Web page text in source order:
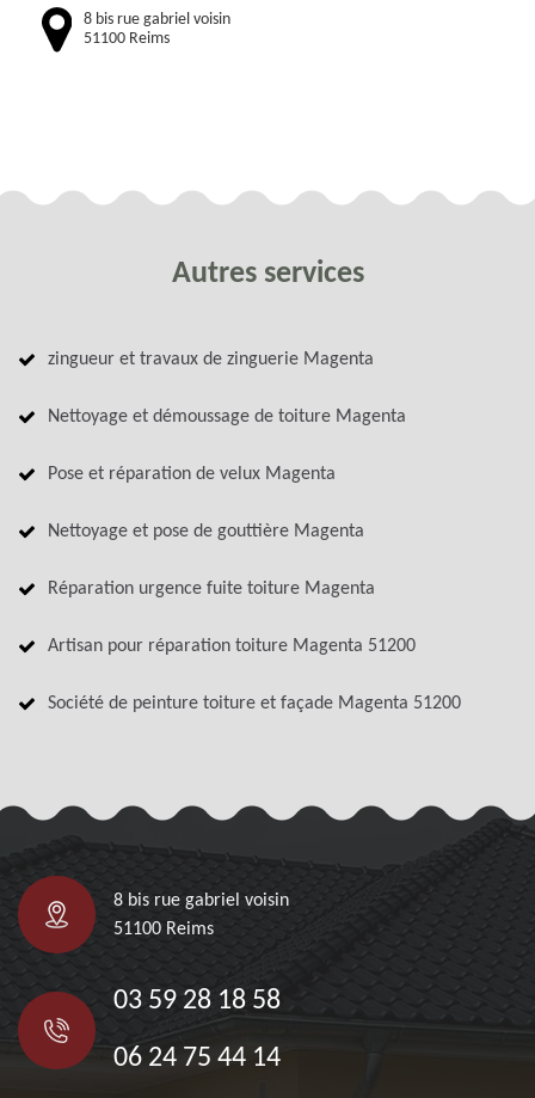
8 bis rue gabriel voisin
51100 Reims
Autres services
zingueur et travaux de zinguerie Magenta
Nettoyage et démoussage de toiture Magenta
Pose et réparation de velux Magenta
Nettoyage et pose de gouttière Magenta
Réparation urgence fuite toiture Magenta
Artisan pour réparation toiture Magenta 51200
Société de peinture toiture et façade Magenta 51200
8 bis rue gabriel voisin
51100 Reims
03 59 28 18 58
06 24 75 44 14